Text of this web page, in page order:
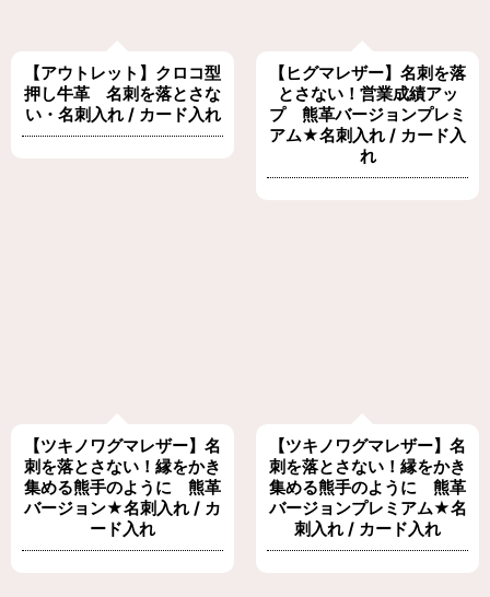
【アウトレット】クロコ型
押し牛革 名刺を落とさな
い・名刺入れ / カード入れ
【ヒグマレザー】名刺を落
とさない！営業成績アッ
プ 熊革バージョンプレミ
アム★名刺入れ / カード入
れ
【ツキノワグマレザー】名
刺を落とさない！縁をかき
集める熊手のように 熊革
バージョン★名刺入れ / カ
ード入れ
【ツキノワグマレザー】名
刺を落とさない！縁をかき
集める熊手のように 熊革
バージョンプレミアム★名
刺入れ / カード入れ